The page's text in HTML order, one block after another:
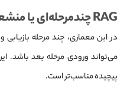
RAG چندمرحله‌ای یا منشعب (Multi-step RAG)
در این معماری، چند مرحله
می‌تواند ورودی مرحله بعد باشد.
پیچیده مناسب‌تر است.